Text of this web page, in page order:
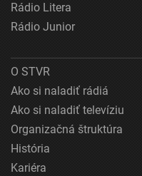
Rádio Litera
Rádio Junior
O STVR
Ako si naladiť rádiá
Ako si naladiť televíziu
Organizačná štruktúra
História
Kariéra